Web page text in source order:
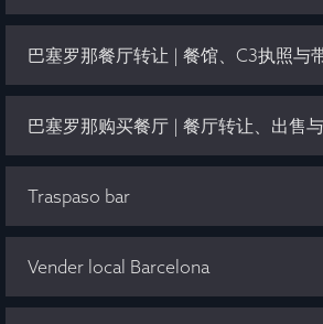
Traspaso bar
Vender local Barcelona